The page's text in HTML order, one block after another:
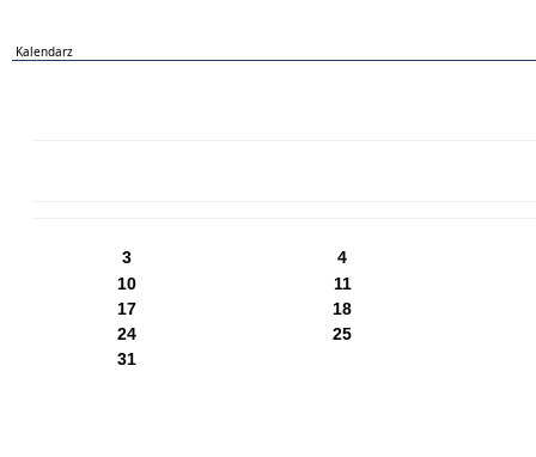
Kalendarz
3
4
10
11
17
18
24
25
31